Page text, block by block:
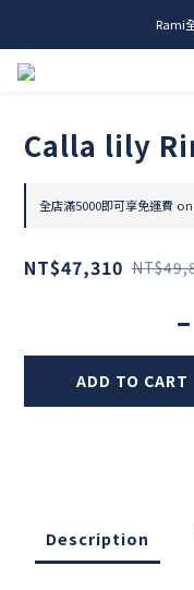
Rami
Calla lily
全店滿5000即可享免運費
NT$47,310
ADD TO CART
Description